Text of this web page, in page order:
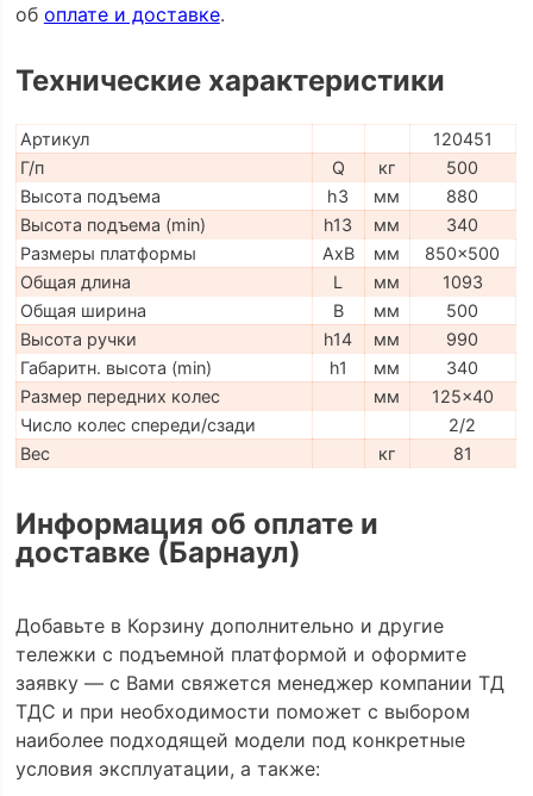
об оплате и доставке.
Технические характеристики
Артикул
120451
Г/п
Q кг
500
Высота подъема
h3 мм
880
Высота подъема (min)
h13 мм
340
Размеры платформы
AxB мм
850x500
Общая длина
L мм
1093
Общая ширина
B мм
500
Высота ручки
h14 мм
990
Габаритн. высота (min)
h1 мм
340
Размер передних колес
мм
125x40
Число колес спереди/сзади
2/2
Вес
кг 81
Информация об оплате и
доставке (Барнаул)
Добавьте в Корзину дополнительно и другие
тележки с подъемной платформой и оформите
заявку — с Вами свяжется менеджер компании ТД
ТДС и при необходимости поможет с выбором
наиболее подходящей модели под конкретные
условия эксплуатации, а также: